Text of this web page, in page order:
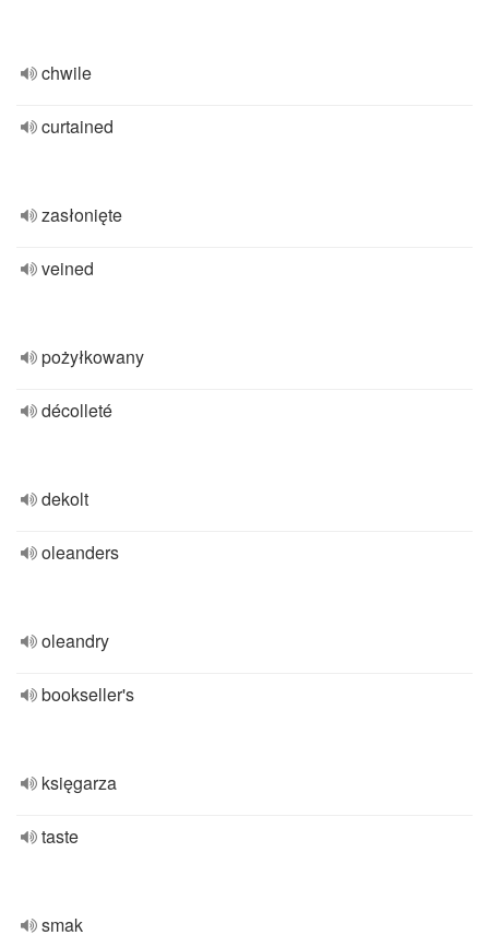
chwile
curtained
zasłonięte
veined
pożyłkowany
décolleté
dekolt
oleanders
oleandry
bookseller's
księgarza
taste
smak